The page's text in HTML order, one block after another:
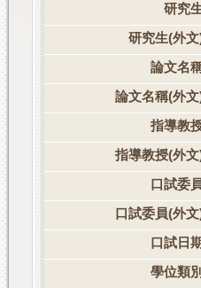
研究
研究生(外
論文名
論文名稱(外
指導教
指導教授(外
口試委
口試委員(外
口試日
學位類